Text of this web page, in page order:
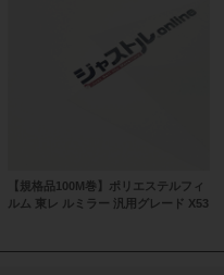
【規格品100M巻】ポリエステルフィ
ルム 東レ ルミラー 汎用グレード X53